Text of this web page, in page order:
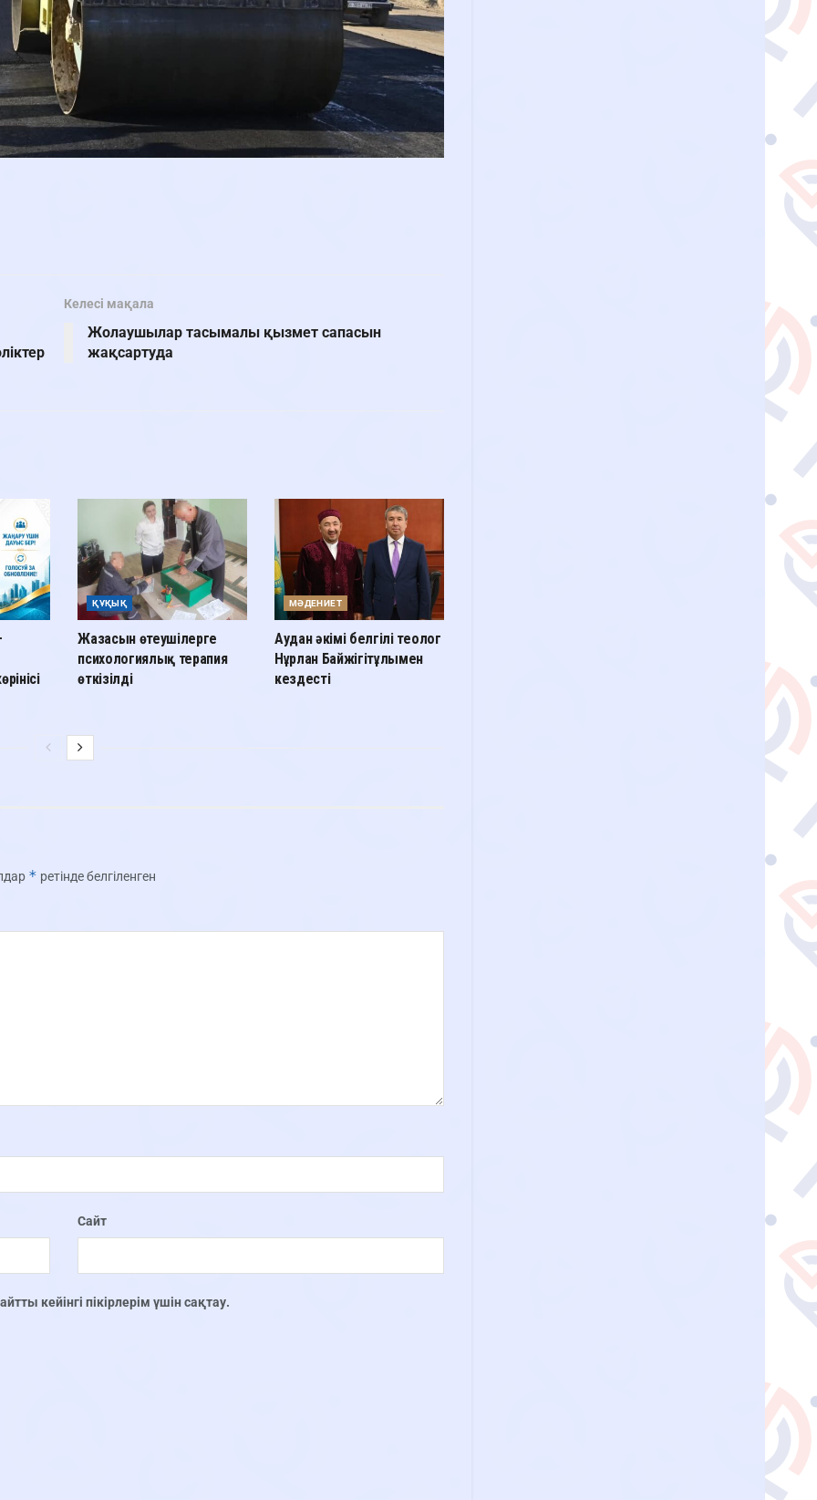
Келесі мақала
Жолаушылар тасымалы қызмет сапасын
жақсартуда
ҚҰҚЫҚ
Жазасын өтеушілерге
психологиялық терапия
өткізілді
МӘДЕНИЕТ
Аудан әкімі белгілі теолог
Нұрлан Байжігітұлымен
кездесті
* ретінде белгіленген
Сайт
кейінгі пікірлерім үшін сақтау.